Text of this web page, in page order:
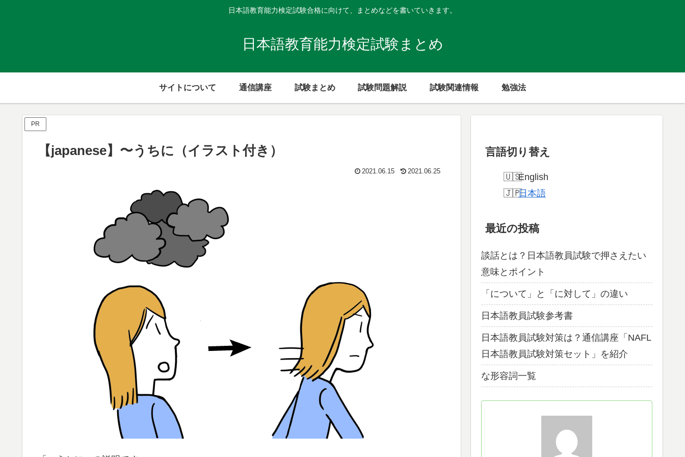
日本語教育能力検定試験合格に向けて、まとめなどを書いていきます。
日本語教育能力検定試験まとめ
サイトについて 通信講座 試験まとめ 試験問題解説 試験関連情報 勉強法
PR
【japanese】〜うちに（イラスト付き）
2021.06.15 2021.06.25
言語切り替え
English
日本語
最近の投稿
談話とは？日本語教員試験で押さえたい
意味とポイント
「について」と「に対して」の違い
日本語教員試験参考書
日本語教員試験対策は？通信講座「NAFL
日本語教員試験対策セット」を紹介
な形容詞一覧